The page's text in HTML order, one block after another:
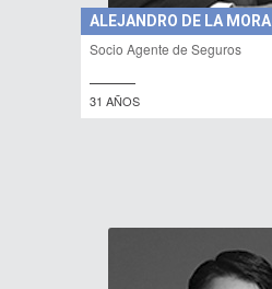
ALEJANDRO DE LA MORA
Socio Agente de Seguros
31 AÑOS